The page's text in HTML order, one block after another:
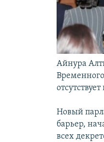
Айнура
Новый
барьер,
всех